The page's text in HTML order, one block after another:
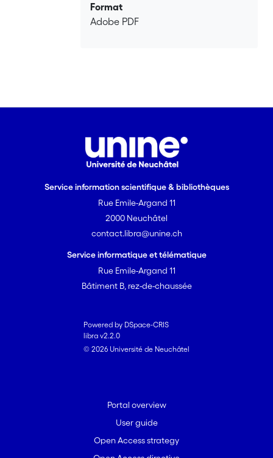
Format
Adobe PDF
Service information scientifique & bibliothèques
Rue Emile-Argand 11
2000 Neuchâtel
contact.libra@unine.ch
Service informatique et télématique
Rue Emile-Argand 11
Bâtiment B, rez-de-chaussée
Powered by DSpace-CRIS
libra v2.2.0
© 2026 Université de Neuchâtel
Portal overview
User guide
Open Access strategy